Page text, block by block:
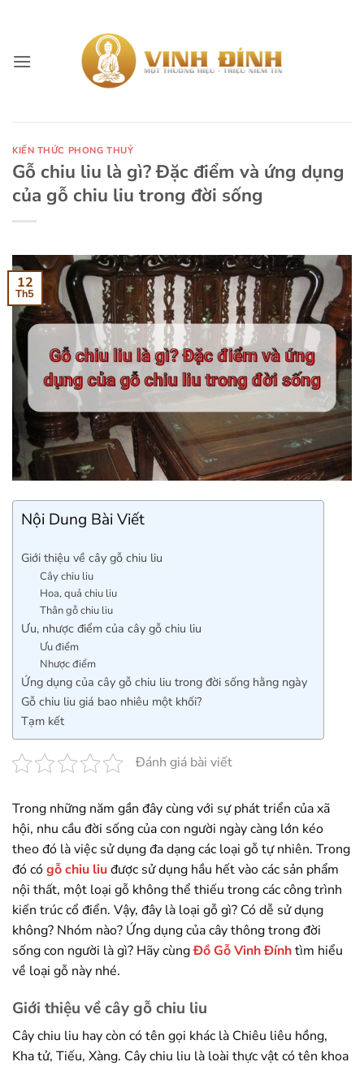
KIẾN THỨC PHONG THUỶ
Gỗ chiu liu là gì? Đặc điểm và ứng dụng
của gỗ chiu liu trong đời sống
12
Th5
Nội Dung Bài Viết
Giới thiệu về cây gỗ chiu liu
Cây chiu liu
Hoa, quả chiu liu
Thân gỗ chiu liu
Ưu, nhược điểm của cây gỗ chiu liu
Ưu điểm
Nhược điểm
Ứng dụng của cây gỗ chiu liu trong đời sống hằng ngày
Gỗ chiu liu giá bao nhiêu một khối?
Tạm kết
Đánh giá bài viết
Trong những năm gần đây cùng với sự phát triển của xã
hội, nhu cầu đời sống của con người ngày càng lớn kéo
theo đó là việc sử dụng đa dạng các loại gỗ tự nhiên. Trong
đó cógỗ chiu liuđược sử dụng hầu hết vào các sản phẩm
nội thất, một loại gỗ không thể thiếu trong các công trình
kiến ​​trúc cổ điển. Vậy, đây là loại gỗ gì? Có dễ sử dụng
không? Nhóm nào? Ứng dụng của cây thông trong đời
sống con người là gì? Hãy cùngĐồ Gỗ Vinh Đínhtìm hiểu
về loại gỗ này nhé.
Giới thiệu về cây gỗ chiu liu
Cây chiu liu hay còn có tên gọi khác là Chiêu liêu hồng,
Kha tử, Tiếu, Xàng. Cây chiu liu là loài thực vật có tên khoa